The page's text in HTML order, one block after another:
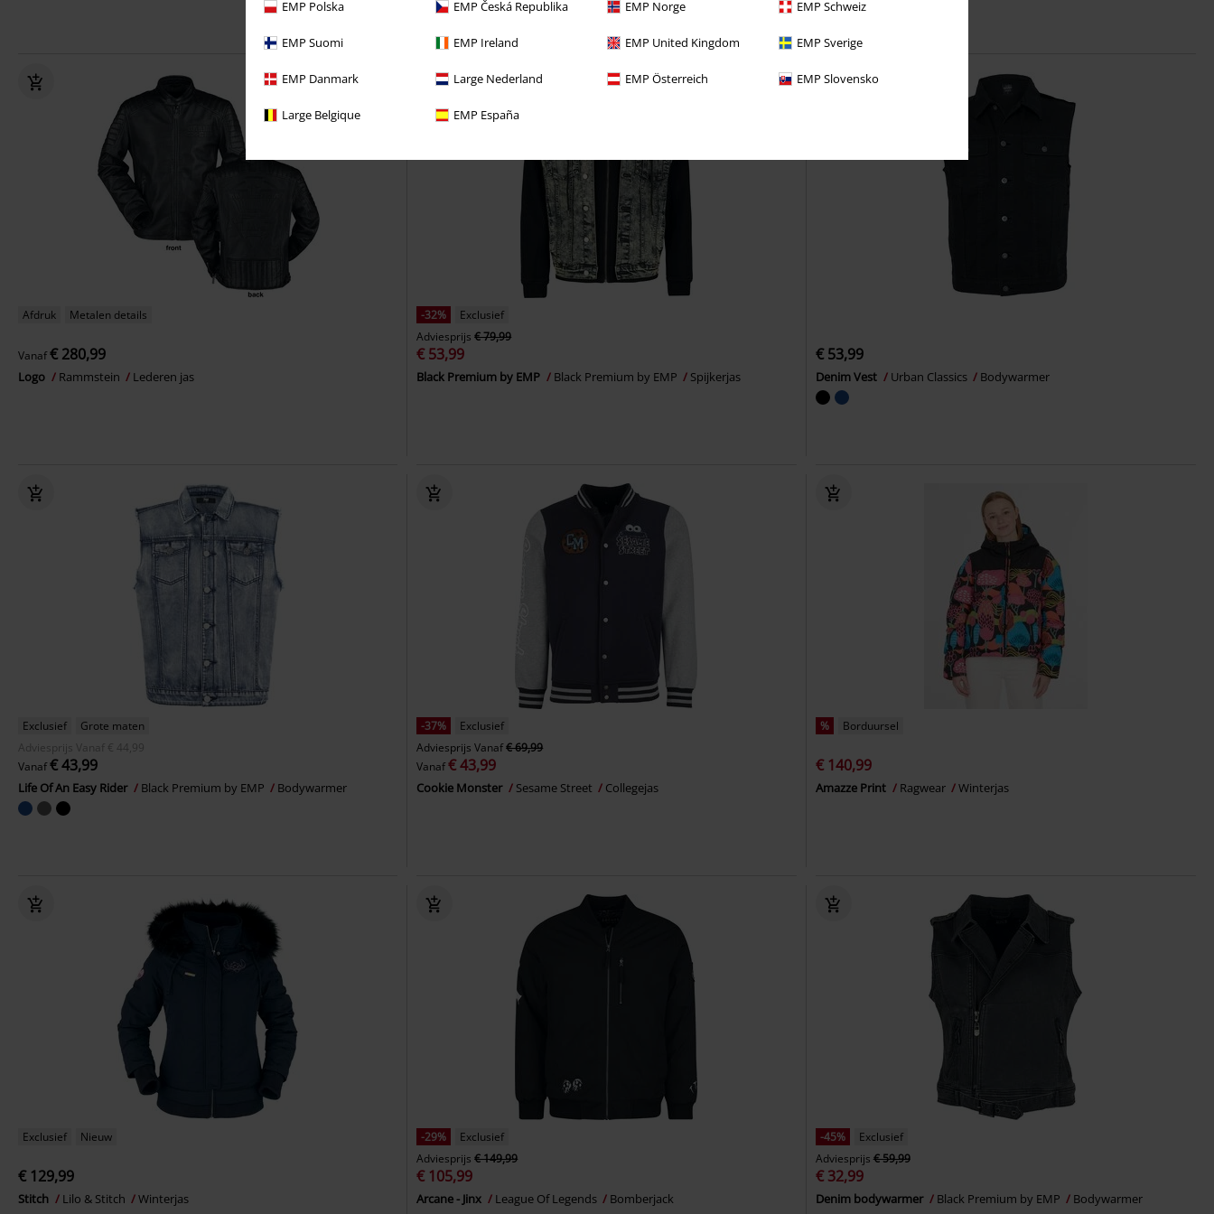
EMP Polska EMP Česká Republika EMP Norge EMP Schweiz
EMP Suomi EMP Ireland EMP United Kingdom EMP Sverige
EMP Danmark Large Nederland EMP Österreich EMP Slovensko
Large Belgique EMP España
Afdruk Metalen details
Vanaf€ 280,99
Logo Rammstein Lederen jas
-32%
Exclusief
Adviesprijs € 79,99
€ 53,99
Black Premium by EMP Black Premium by EMP Spijkerjas
€ 53,99
Denim Vest Urban Classics Bodywarmer
Exclusief
Grote maten
Adviesprijs
Vanaf € 44,99
Vanaf€ 43,99
Life Of An Easy Rider Black Premium by EMP Bodywarmer
-37%
Exclusief
Adviesprijs Vanaf€ 69,99
Vanaf€ 43,99
Cookie Monster Sesame Street Collegejas
% Borduursel
€ 140,99
Amazze Print Ragwear Winterjas
Exclusief Nieuw
€ 129,99
Stitch Lilo & Stitch Winterjas
-29%
Exclusief
Adviesprijs € 149,99
€ 105,99
Arcane - Jinx League Of Legends Bomberjack
-45%
Exclusief
Adviesprijs € 59,99
€ 32,99
Denim bodywarmer Black Premium by EMP Bodywarmer